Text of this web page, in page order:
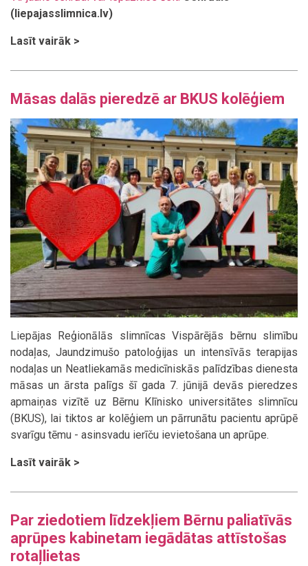
(liepajasslimnica.lv)
Lasīt vairāk >
Māsas dalās pieredzē ar BKUS kolēģiem
Liepājas Reģionālās slimnīcas Vispārējās bērnu slimību
nodaļas, Jaundzimušo patoloģijas un intensīvās terapijas
nodaļas un Neatliekamās medicīniskās palīdzības dienesta
māsas un ārsta palīgs šī gada 7. jūnijā devās pieredzes
apmaiņas vizītē uz Bērnu Klīnisko universitātes slimnīcu
(BKUS), lai tiktos ar kolēģiem un pārrunātu pacientu aprūpē
svarīgu tēmu - asinsvadu ierīču ievietošana un aprūpe.
Lasīt vairāk >
Par ziedotiem līdzekļiem Bērnu paliatīvās
aprūpes kabinetam iegādātas attīstošas
rotaļlietas